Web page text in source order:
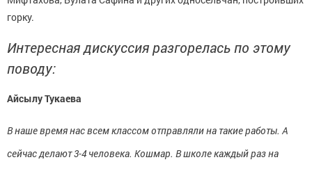
горку.
Интересная дискуссия разгорелась по этому
поводу:
Айсылу Тукаева
В наше время нас всем классом отправляли на такие работы. А
сейчас делают 3-4 человека. Кошмар. В школе каждый раз на